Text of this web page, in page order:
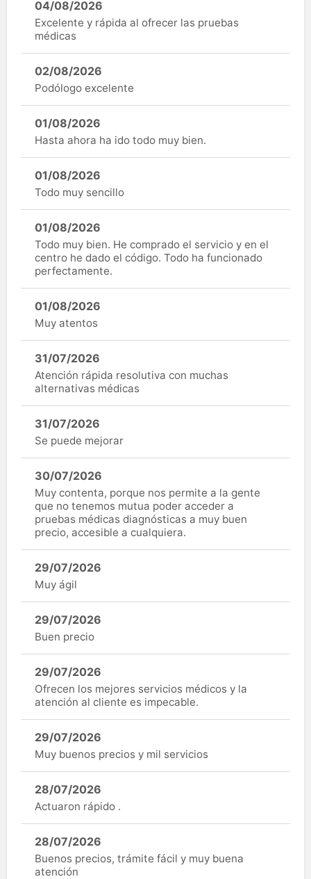
04/08/2026
Excelente y rápida al ofrecer las pruebas
médicas
02/08/2026
Podólogo excelente
01/08/2026
Hasta ahora ha ido todo muy bien.
01/08/2026
Todo muy sencillo
01/08/2026
Todo muy bien. He comprado el servicio y en el
centro he dado el código. Todo ha funcionado
perfectamente.
01/08/2026
Muy atentos
31/07/2026
Atención rápida resolutiva con muchas
alternativas médicas
31/07/2026
Se puede mejorar
30/07/2026
Muy contenta, porque nos permite a la gente
que no tenemos mutua poder acceder a
pruebas médicas diagnósticas a muy buen
precio, accesible a cualquiera.
29/07/2026
Muy ágil
29/07/2026
Buen precio
29/07/2026
Ofrecen los mejores servicios médicos y la
atención al cliente es impecable.
29/07/2026
Muy buenos precios y mil servicios
28/07/2026
Actuaron rápido .
28/07/2026
Buenos precios, trámite fácil y muy buena
atención